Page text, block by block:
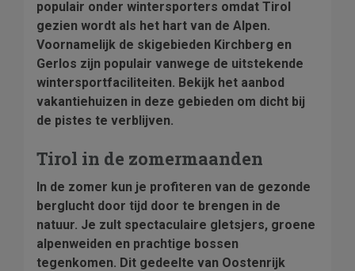
populair onder wintersporters omdat Tirol
gezien wordt als het hart van de Alpen.
Voornamelijk de skigebieden Kirchberg en
Gerlos zijn populair vanwege de uitstekende
wintersportfaciliteiten. Bekijk het aanbod
vakantiehuizen in deze gebieden om dicht bij
de pistes te verblijven.
Tirol in de zomermaanden
In de zomer kun je profiteren van de gezonde
berglucht door tijd door te brengen in de
natuur. Je zult spectaculaire gletsjers, groene
alpenweiden en prachtige bossen
tegenkomen. Dit gedeelte van Oostenrijk